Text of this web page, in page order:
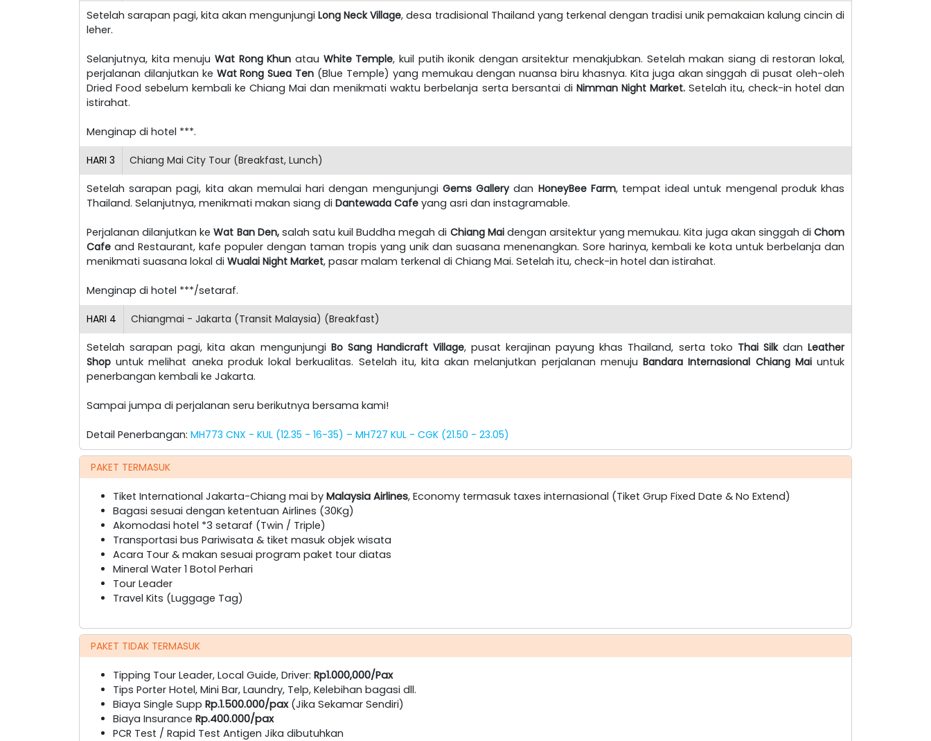
Setelah sarapan pagi, kita akan mengunjungiLong Neck Village, desa tradisional Thailand yang terkenal dengan tradisi unik pemakaian kalung cincin di
leher.
Selanjutnya, kita menuju Wat Rong Khun atau White Temple, kuil putih ikonik dengan arsitektur menakjubkan. Setelah makan siang di restoran lokal,
perjalanan dilanjutkan ke Wat Rong Suea Ten (Blue Temple) yang memukau dengan nuansa biru khasnya. Kita juga akan singgah di pusat oleh-oleh
Dried Food sebelum kembali ke Chiang Mai dan menikmati waktu berbelanja serta bersantai di Nimman Night Market.Setelah itu, check-in hotel dan
istirahat.
Menginap di hotel ***.
HARI 3 Chiang Mai City Tour (Breakfast, Lunch)
Setelah sarapan pagi, kita akan memulai hari dengan mengunjungi Gems Gallerydan HoneyBee Farm, tempat ideal untuk mengenal produk khas
Thailand. Selanjutnya, menikmati makan siang di Dantewada Cafe yang asri dan instagramable.
Perjalanan dilanjutkan ke Wat Ban Den,salah satu kuil Buddha megah di Chiang Maidengan arsitektur yang memukau. Kita juga akan singgah diChom
Cafe and Restaurant, kafe populer dengan taman tropis yang unik dan suasana menenangkan. Sore harinya, kembali ke kota untuk berbelanja dan
menikmati suasana lokal di Wualai Night Market, pasar malam terkenal di Chiang Mai. Setelah itu, check-in hotel dan istirahat.
Menginap di hotel ***/setaraf.
HARI 4 Chiangmai - Jakarta (Transit Malaysia) (Breakfast)
Setelah sarapan pagi, kita akan mengunjungi Bo Sang Handicraft Village, pusat kerajinan payung khas Thailand, serta toko Thai SilkdanLeather
Shop untuk melihat aneka produk lokal berkualitas. Setelah itu, kita akan melanjutkan perjalanan menujuBandara Internasional Chiang Maiuntuk
penerbangan kembali ke Jakarta.
Sampai jumpa di perjalanan seru berikutnya bersama kami!
Detail Penerbangan: MH773 CNX - KUL (12.35 - 16-35) – MH727 KUL - CGK (21.50 - 23.05)
PAKET TERMASUK
Tiket International Jakarta-Chiang mai by Malaysia Airlines, Economy termasuk taxes internasional (Tiket Grup Fixed Date & No Extend)
Bagasi sesuai dengan ketentuan Airlines (30Kg)
Akomodasi hotel *3 setaraf (Twin / Triple)
Transportasi bus Pariwisata & tiket masuk objek wisata
Acara Tour & makan sesuai program paket tour diatas
Mineral Water 1 Botol Perhari
Tour Leader
Travel Kits (Luggage Tag)
PAKET TIDAK TERMASUK
Tipping Tour Leader, Local Guide, Driver: Rp1.000,000/Pax
Tips Porter Hotel, Mini Bar, Laundry, Telp, Kelebihan bagasi dll.
Biaya Single Supp Rp.1.500.000/pax(Jika Sekamar Sendiri)
Biaya Insurance Rp.400.000/pax
PCR Test / Rapid Test Antigen Jika dibutuhkan